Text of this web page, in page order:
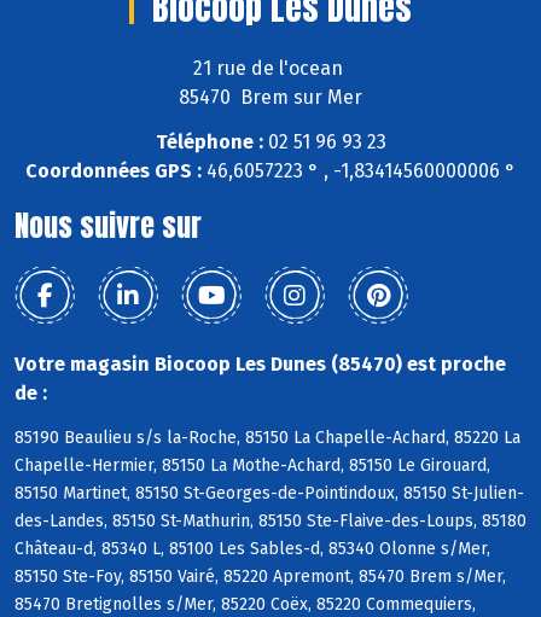
21 rue de l'ocean
85470 Brem sur Mer
Téléphone :02 51 96 93 23
Coordonnées GPS : 46,6057223 ° , -1,83414560000006 °
Nous suivre sur
Votre magasin Biocoop Les Dunes (85470) est proche
de :
85190 Beaulieu s/s la-Roche, 85150 La Chapelle-Achard, 85220 La
Chapelle-Hermier, 85150 La Mothe-Achard, 85150 Le Girouard,
85150 Martinet, 85150 St-Georges-de-Pointindoux, 85150 St-Julien-
des-Landes, 85150 St-Mathurin, 85150 Ste-Flaive-des-Loups, 85180
Château-d, 85340 L, 85100 Les Sables-d, 85340 Olonne s/Mer,
85150 Ste-Foy, 85150 Vairé, 85220 Apremont, 85470 Brem s/Mer,
85470 Bretignolles s/Mer, 85220 Coëx, 85220 Commequiers,